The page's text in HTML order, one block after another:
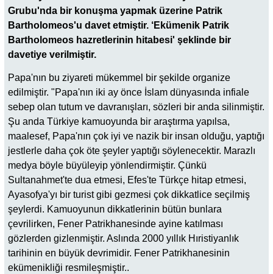
Grubu'nda bir konuşma yapmak üzerine Patrik
Bartholomeos'u davet etmiştir. ‘Ekümenik Patrik
Bartholomeos hazretlerinin hitabesi' şeklinde bir
davetiye verilmiştir.
Papa'nın bu ziyareti mükemmel bir şekilde organize
edilmiştir. "Papa'nın iki ay önce İslam dünyasında infiale
sebep olan tutum ve davranışları, sözleri bir anda silinmiştir.
Şu anda Türkiye kamuoyunda bir araştırma yapılsa,
maalesef, Papa'nın çok iyi ve nazik bir insan olduğu, yaptığı
jestlerle daha çok öte şeyler yaptığı söylenecektir. Marazlı
medya böyle büyüleyip yönlendirmiştir. Çünkü
Sultanahmet'te dua etmesi, Efes'te Türkçe hitap etmesi,
Ayasofya'yı bir turist gibi gezmesi çok dikkatlice seçilmiş
şeylerdi. Kamuoyunun dikkatlerinin bütün bunlara
çevrilirken, Fener Patrikhanesinde ayine katılması
gözlerden gizlenmiştir. Aslında 2000 yıllık Hıristiyanlık
tarihinin en büyük devrimidir. Fener Patrikhanesinin
ekümenikliği resmileşmiştir..